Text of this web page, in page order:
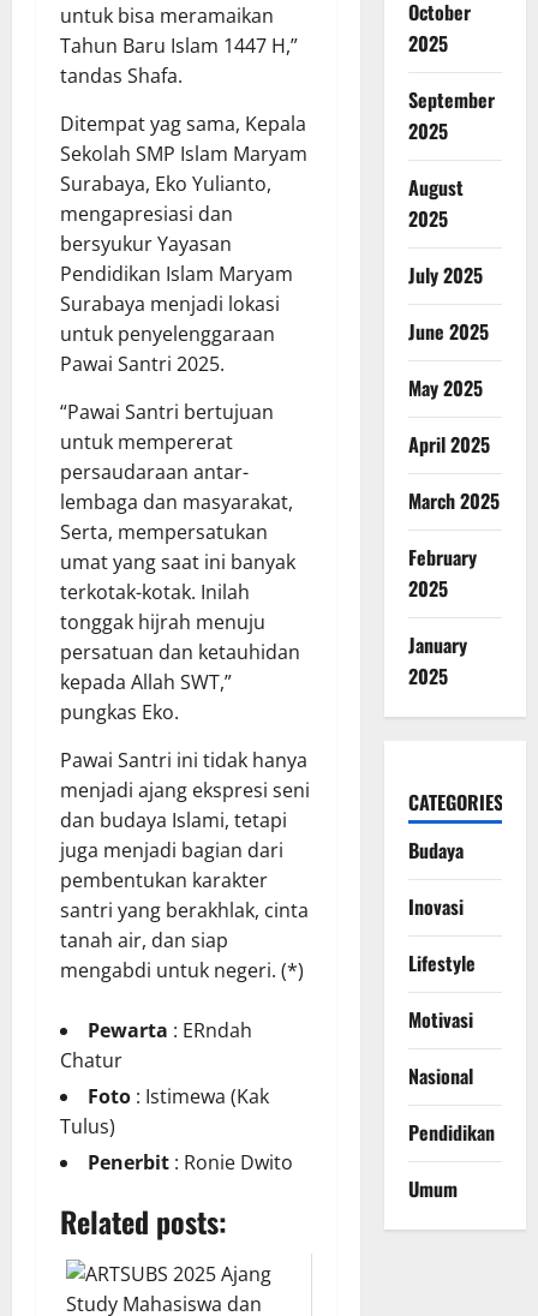
untuk bisa meramaikan
Tahun Baru Islam 1447 H,”
tandas Shafa.
Ditempat yag sama, Kepala
Sekolah SMP Islam Maryam
Surabaya, Eko Yulianto,
mengapresiasi dan
bersyukur Yayasan
Pendidikan Islam Maryam
Surabaya menjadi lokasi
untuk penyelenggaraan
Pawai Santri 2025.
“Pawai Santri bertujuan
untuk mempererat
persaudaraan antar-
lembaga dan masyarakat,
Serta, mempersatukan
umat yang saat ini banyak
terkotak-kotak. Inilah
tonggak hijrah menuju
persatuan dan ketauhidan
kepada Allah SWT,”
pungkas Eko.
Pawai Santri ini tidak hanya
menjadi ajang ekspresi seni
dan budaya Islami, tetapi
juga menjadi bagian dari
pembentukan karakter
santri yang berakhlak, cinta
tanah air, dan siap
mengabdi untuk negeri. (*)
Pewarta : ERndah
Chatur
Foto : Istimewa (Kak
Tulus)
Penerbit : Ronie Dwito
Related posts:
October
2025
September
2025
August
2025
July 2025
June 2025
May 2025
April 2025
March 2025
February
2025
January
2025
CATEGORIES
Budaya
Inovasi
Lifestyle
Motivasi
Nasional
Pendidikan
Umum